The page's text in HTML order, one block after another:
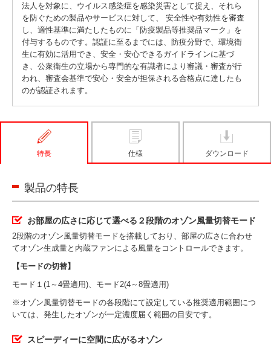
法人を対象に、ウイルス感染症を感染災害として捉え、それら
を防ぐための製品やサービスに対して、 安全性や有効性を審査
し、適性基準に満たしたものに「防疫製品等推奨品マーク」を
付与するものです。認証に至るまでには、防疫分野で、環境衛
生に有効に活用でき、安全・安心できるガイドラインに基づ
き、公衆衛生の立場から専門的な有識者により審議・審査が行
われ、審査会基準で安心・安全が担保される合格点に達したも
のが認証されます。
特長 仕様 ダウンロード
製品の特長
お部屋の広さに応じて選べる２段階のオゾン風量切替モード
2段階のオゾン風量切替モードを搭載しており、部屋の広さに合わせ
てオゾン生成量と内蔵ファンによる風量をコントロールできます。
【モードの切替】
モード１(1～4畳適用)、モード2(4～8畳適用)
※オゾン風量切替モードの各段階にて設定している推奨適用範囲につ
いては、発生したオゾンが一定濃度届く範囲の目安です。
スピーディーに空間に広がるオゾン